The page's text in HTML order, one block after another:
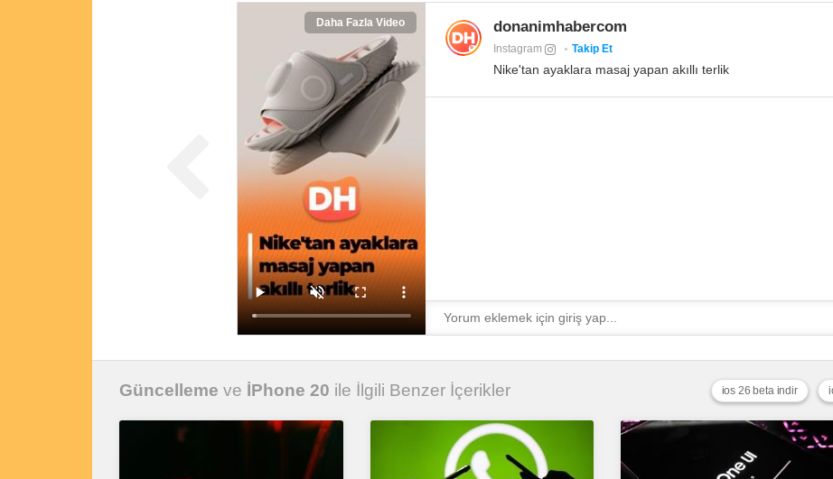
Daha Fazla Video donanimhabercom
Instagram Takip Et
Nike'tan ayaklara masaj yapan akıllı terlik
Güncelleme ve İPhone 20 ile İlgili Benzer İçerikler ios 26 beta indir